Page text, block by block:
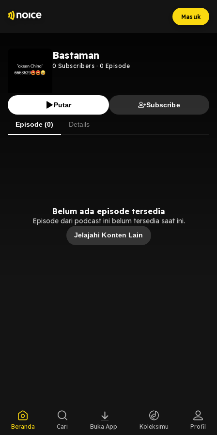
Masuk
Bastaman
0 Subscribers · 0 Episode
Putar Subscribe
Episode (0) Details
Belum ada episode tersedia
Episode dari podcast ini belum tersedia saat ini.
Jelajahi Konten Lain
Beranda Cari Buka App Koleksimu Profil